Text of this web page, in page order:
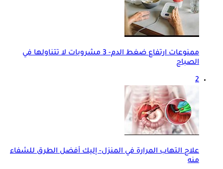
ممنوعات ارتفاع ضغط الدم- 3 مشروبات لا تتناولها في
الصباح
2
علاج التهاب المرارة في المنزل- إليك أفضل الطرق للشفاء
منه